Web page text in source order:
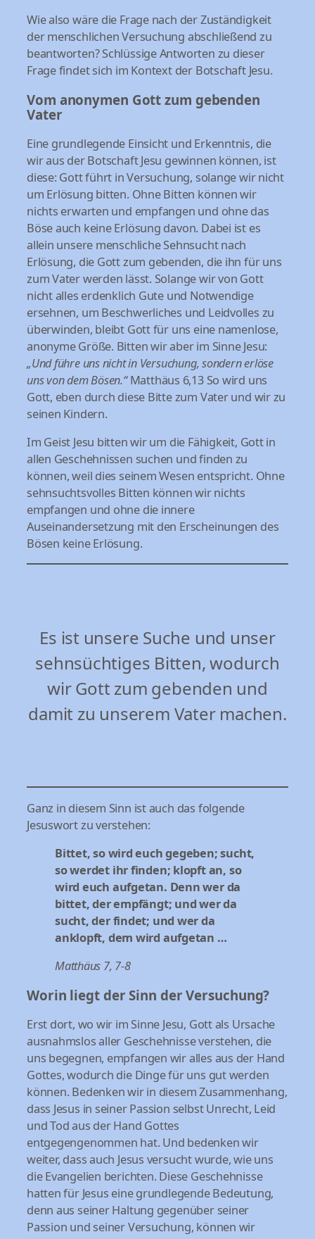
Wie also wäre die Frage nach der Zuständigkeit
der menschlichen Versuchung abschließend zu
beantworten? Schlüssige Antworten zu dieser
Frage findet sich im Kontext der Botschaft Jesu.
Vom anonymen Gott zum gebenden
Vater
Eine grundlegende Einsicht und Erkenntnis, die
wir aus der Botschaft Jesu gewinnen können, ist
diese: Gott führt in Versuchung, solange wir nicht
um Erlösung bitten. Ohne Bitten können wir
nichts erwarten und empfangen und ohne das
Böse auch keine Erlösung davon. Dabei ist es
allein unsere menschliche Sehnsucht nach
Erlösung, die Gott zum gebenden, die ihn für uns
zum Vater werden lässt. Solange wir von Gott
nicht alles erdenklich Gute und Notwendige
ersehnen, um Beschwerliches und Leidvolles zu
überwinden, bleibt Gott für uns eine namenlose,
anonyme Größe. Bitten wir aber im Sinne Jesu:
„Und führe uns nicht in Versuchung, sondern erlöse
uns von dem Bösen.“Matthäus 6,13 So wird uns
Gott, eben durch diese Bitte zum Vater und wir zu
seinen Kindern.
Im Geist Jesu bitten wir um die Fähigkeit, Gott in
allen Geschehnissen suchen und finden zu
können, weil dies seinem Wesen entspricht. Ohne
sehnsuchtsvolles Bitten können wir nichts
empfangen und ohne die innere
Auseinandersetzung mit den Erscheinungen des
Bösen keine Erlösung.
Es ist unsere Suche und unser
sehnsüchtiges Bitten, wodurch
wir Gott zum gebenden und
damit zu unserem Vater machen.
Ganz in diesem Sinn ist auch das folgende
Jesuswort zu verstehen:
Bittet, so wird euch gegeben; sucht,
so werdet ihr finden; klopft an, so
wird euch aufgetan. Denn wer da
bittet, der empfängt; und wer da
sucht, der findet; und wer da
anklopft, dem wird aufgetan …
Matthäus 7, 7-8
Worin liegt der Sinn der Versuchung?
Erst dort, wo wir im Sinne Jesu, Gott als Ursache
ausnahmslos aller Geschehnisse verstehen, die
uns begegnen, empfangen wir alles aus der Hand
Gottes, wodurch die Dinge für uns gut werden
können. Bedenken wir in diesem Zusammenhang,
dass Jesus in seiner Passion selbst Unrecht, Leid
und Tod aus der Hand Gottes
entgegengenommen hat. Und bedenken wir
weiter, dass auch Jesus versucht wurde, wie uns
die Evangelien berichten. Diese Geschehnisse
hatten für Jesus eine grundlegende Bedeutung,
denn aus seiner Haltung gegenüber seiner
Passion und seiner Versuchung, können wir